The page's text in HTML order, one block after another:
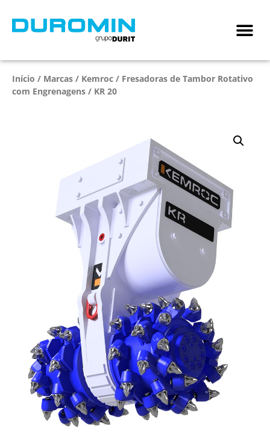
Início / Marcas / Kemroc / Fresadoras de Tambor Rotativo
com Engrenagens / KR 20